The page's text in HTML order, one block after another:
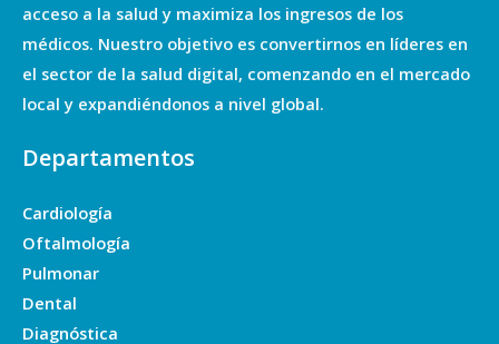
acceso a la salud y maximiza los ingresos de los
médicos. Nuestro objetivo es convertirnos en líderes en
el sector de la salud digital, comenzando en el mercado
local y expandiéndonos a nivel global.
Departamentos
Cardiología
Oftalmología
Pulmonar
Dental
Diagnóstica